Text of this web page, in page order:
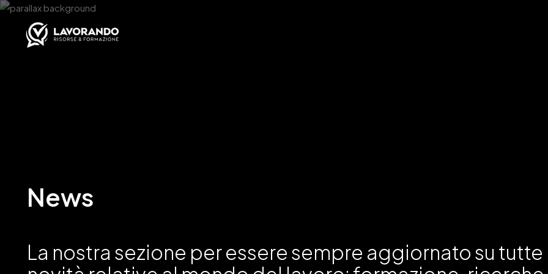
News
La nostra sezione per essere sempre aggiornato su tutte